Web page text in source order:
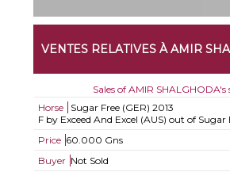
VENTES RELATIVES À AMIR
Sales of AMIR SHALGHODA's
Horse
Sugar Free (GER) 2013
F by Exceed And Excel (AUS) out of Sugar
Price 60.000 Gns
Buyer Not Sold